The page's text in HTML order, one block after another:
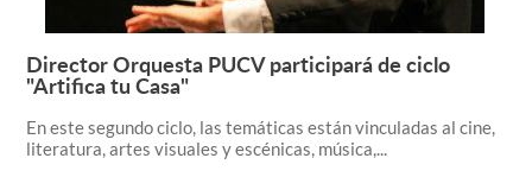
Leer más +
Director Orquesta PUCV participará de ciclo
"Artifica tu Casa"
En este segundo ciclo, las temáticas están vinculadas al cine,
literatura, artes visuales y escénicas, música,...